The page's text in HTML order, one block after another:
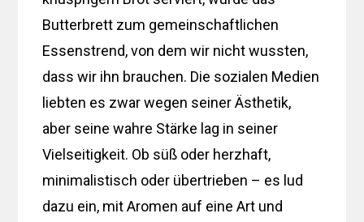
Butterbrett zum gemeinschaftlichen
Essenstrend, von dem wir nicht wussten,
dass wir ihn brauchen. Die sozialen Medien
liebten es zwar wegen seiner Ästhetik,
aber seine wahre Stärke lag in seiner
Vielseitigkeit. Ob süß oder herzhaft,
minimalistisch oder übertrieben – es lud
dazu ein, mit Aromen auf eine Art und